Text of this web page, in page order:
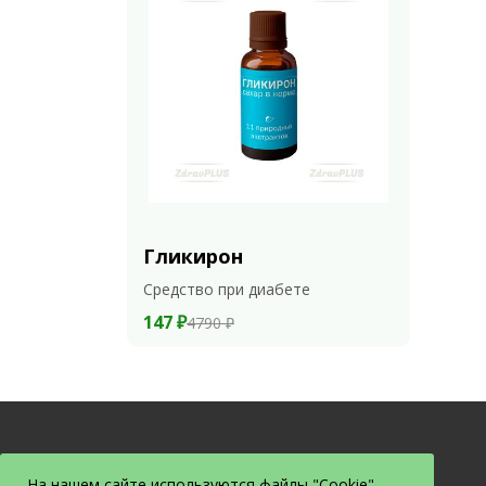
Гликирон
Средство при диабете
147 ₽4790 ₽